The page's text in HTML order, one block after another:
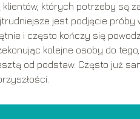
klientów, których potrzeby są
jest podjęcie próby
i często kończy się
kolejne osoby do
od podstaw. Często już